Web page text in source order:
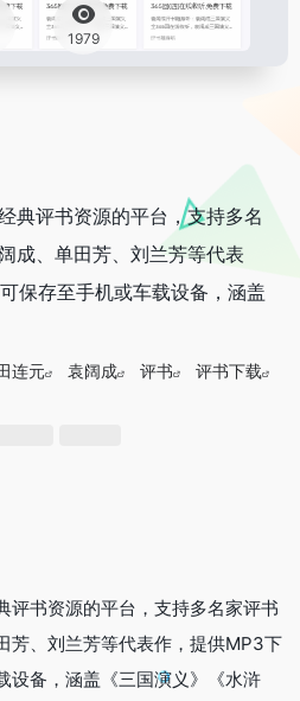
1979
典评书资源的平台，支持多名
成、单田芳、刘兰芳等代表
保存至手机或车载设备，涵盖
连元 袁阔成 评书
评书下载
评书资源的平台，支持多名家评书
芳、刘兰芳等代表作，提供MP3下
设备，涵盖《三国演义》《水浒